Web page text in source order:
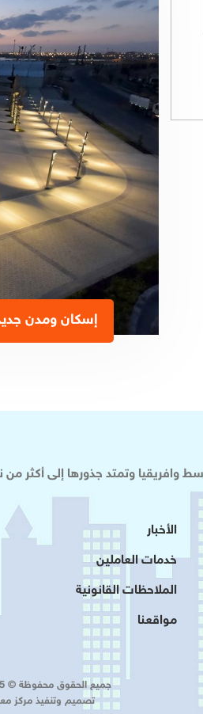
إسكان ومدن
وافريقيا وتمتد جذورها إلى أكثر
الأخبار
خدمات العاملين
الملاحظات القانونية
مواقعنا
جميع الحقوق محفوظة © 2025 | المقاولون العرب
تصميم وتنفيذ مركز